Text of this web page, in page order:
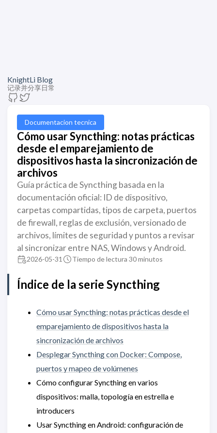
KnightLi Blog
记录并分享日常
Documentacion tecnica
Cómo usar Syncthing: notas prácticas
desde el emparejamiento de
dispositivos hasta la sincronización de
archivos
Guía práctica de Syncthing basada en la
documentación oficial: ID de dispositivo,
carpetas compartidas, tipos de carpeta, puertos
de firewall, reglas de exclusión, versionado de
archivos, límites de seguridad y puntos a revisar
al sincronizar entre NAS, Windows y Android.
2026-05-31 Tiempo de lectura 30 minutos
Índice de la serie Syncthing
Cómo usar Syncthing: notas prácticas desde el
emparejamiento de dispositivos hasta la
sincronización de archivos
Desplegar Syncthing con Docker: Compose,
puertos y mapeo de volúmenes
Cómo configurar Syncthing en varios
dispositivos: malla, topología en estrella e
introducers
Usar Syncthing en Android: configuración de